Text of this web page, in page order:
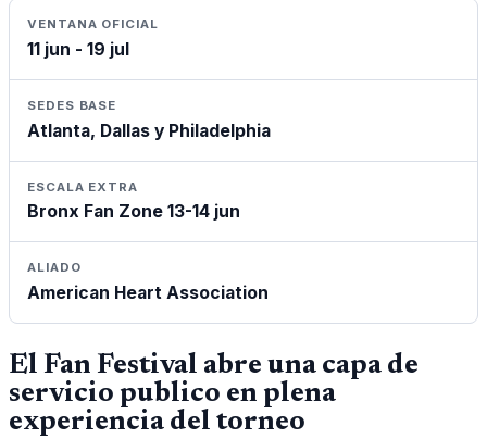
VENTANA OFICIAL
11 jun - 19 jul
SEDES BASE
Atlanta, Dallas y Philadelphia
ESCALA EXTRA
Bronx Fan Zone 13-14 jun
ALIADO
American Heart Association
El Fan Festival abre una capa de
servicio publico en plena
experiencia del torneo